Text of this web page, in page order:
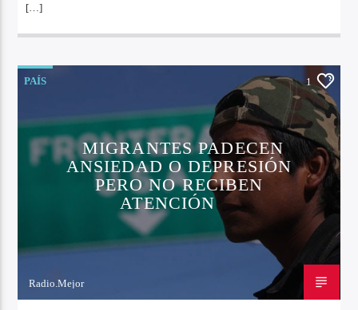
[…]
PAÍS 1
MIGRANTES PADECEN
ANSIEDAD O DEPRESIÓN
PERO NO RECIBEN
ATENCIÓN
Radio.Mejor